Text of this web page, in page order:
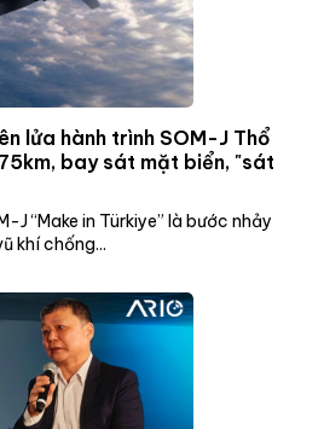
lửa hành trình SOM-J Thổ
bay sát mặt biển, "sát
J “Make in Türkiye” là bước nhảy
khí chống...